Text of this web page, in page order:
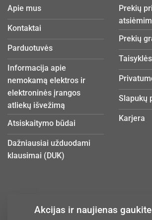
Apie mus
Kontaktai
Parduotuvės
Informacija apie
nemokamą elektros ir
elektroninės įrangos
atliekų išvežimą
Atsiskaitymo būdai
Dažniausiai užduodami
klausimai (DUK)
Prekių
Prekių
Taisyklės
Slapukų
Karjera
Akcijas ir naujienas